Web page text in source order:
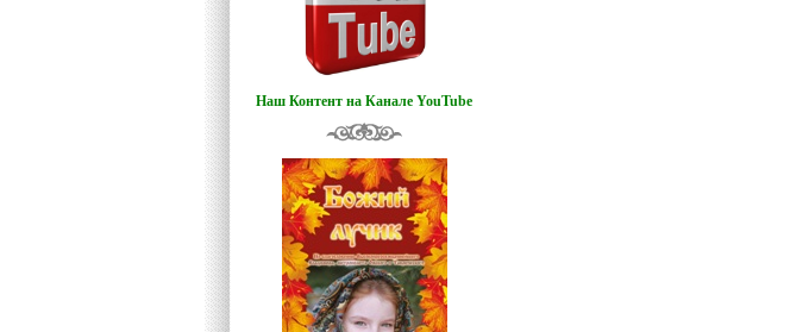
Наш Контент на Канале YouTube